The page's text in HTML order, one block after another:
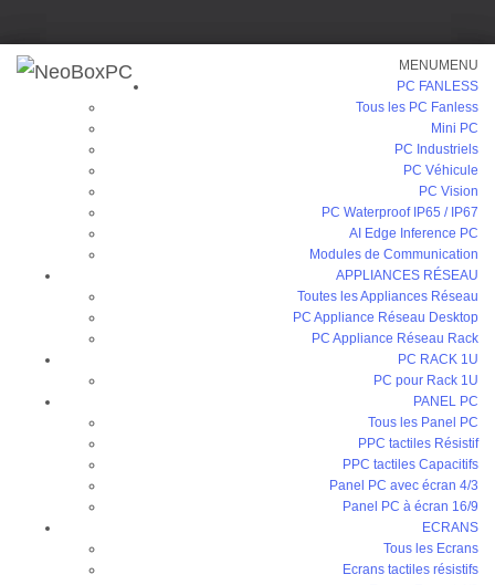
MENU MENU
PC FANLESS
Tous les PC Fanless
Mini PC
PC Industriels
PC Véhicule
PC Vision
PC Waterproof IP65 / IP67
AI Edge Inference PC
Modules de Communication
APPLIANCES RÉSEAU
Toutes les Appliances Réseau
PC Appliance Réseau Desktop
PC Appliance Réseau Rack
PC RACK 1U
PC pour Rack 1U
PANEL PC
Tous les Panel PC
PPC tactiles Résistif
PPC tactiles Capacitifs
Panel PC avec écran 4/3
Panel PC à écran 16/9
ECRANS
Tous les Ecrans
Ecrans tactiles résistifs
PC Fanless
RCO-1020D
Intel® Atom® E3845 or Celeron® J1900, 2.5” HDD, 6x COM
DESCRIPTION
INFORMATIONS COMPLÉMENTAIRES